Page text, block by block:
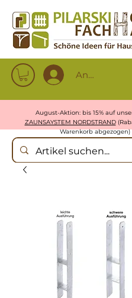
Anmelden
August-Aktion: bis 15% auf
ZAUNSAYSTEM NORDSTRAND
Warenkorb abgezogen)